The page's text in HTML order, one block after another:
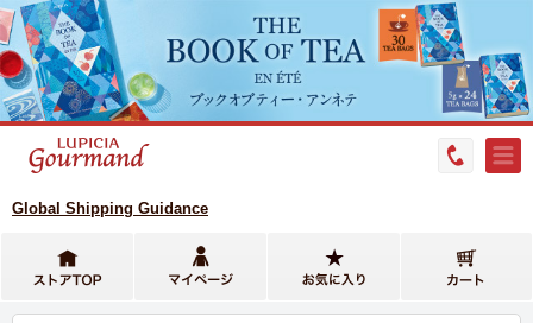
Global Shipping Guidance